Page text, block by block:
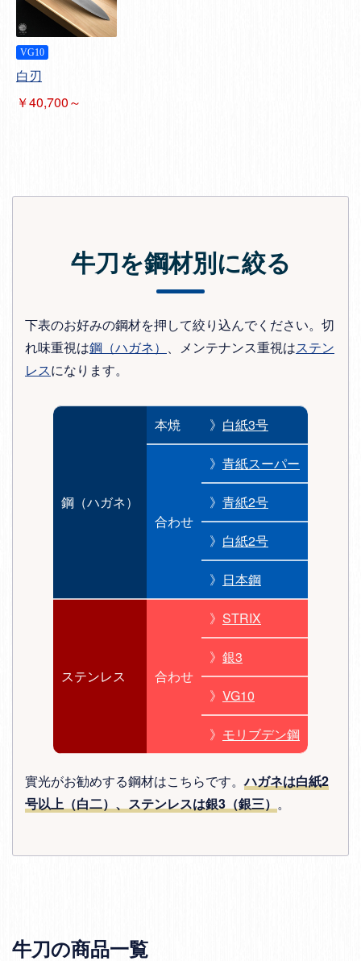
VG10
白刃
￥40,700～
牛刀を鋼材別に絞る
下表のお好みの鋼材を押して絞り込んでください。切
れ味重視は鋼（ハガネ） 、メンテナンス重視はステン
レスになります。
鋼（ハガネ）
本焼 》 白紙3号
合わせ
》 青紙スーパー
》 青紙2号
》 白紙2号
》 日本鋼
ステンレス 合わせ
》 STRIX
》 銀3
》 VG10
》 モリブデン鋼
實光がお勧めする鋼材はこちらです。ハガネは白紙2
号以上（白二）、ステンレスは銀3（銀三） 。
牛刀の商品一覧